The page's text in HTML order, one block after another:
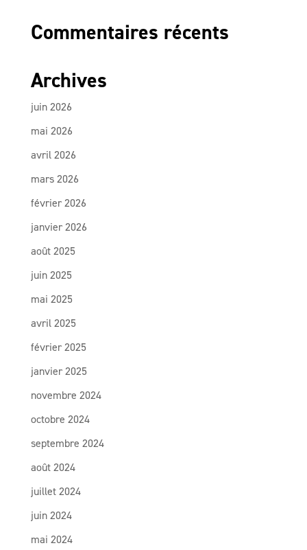
Commentaires récents
Archives
juin 2026
mai 2026
avril 2026
mars 2026
février 2026
janvier 2026
août 2025
juin 2025
mai 2025
avril 2025
février 2025
janvier 2025
novembre 2024
octobre 2024
septembre 2024
août 2024
juillet 2024
juin 2024
mai 2024